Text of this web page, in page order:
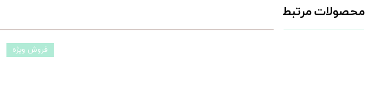
محصولات مرتبط
فروش ویژه